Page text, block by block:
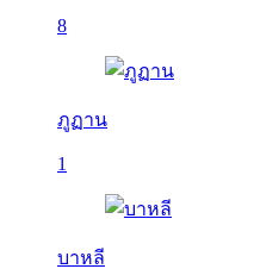
8
ภูฏาน
1
บาหลี